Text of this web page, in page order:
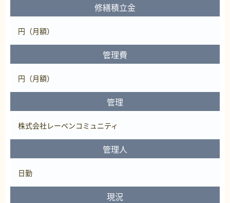
修繕積立金
円（月額）
管理費
円（月額）
管理
株式会社レーベンコミュニティ
管理人
日勤
現況